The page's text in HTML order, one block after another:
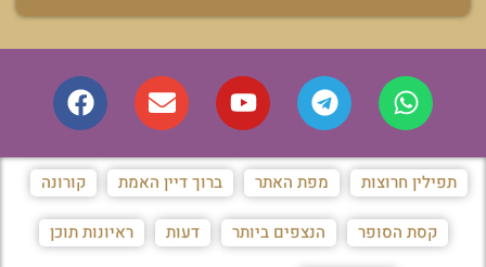
תפילין חרוצות מפת האתר ברוך דיין האמת קורונה
קסת הסופר הנצפים ביותר דעות ראיונות תוכן